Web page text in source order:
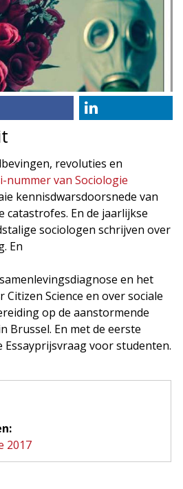
revoluties en
nummer van Sociologie
kennisdwarsdoorsnede van
catastrofes. En de jaarlijkse
sociologen schrijven over
En
en het
Science en over sociale
op de aanstormende
Brussel. En met de eerste
voor studenten.
2017